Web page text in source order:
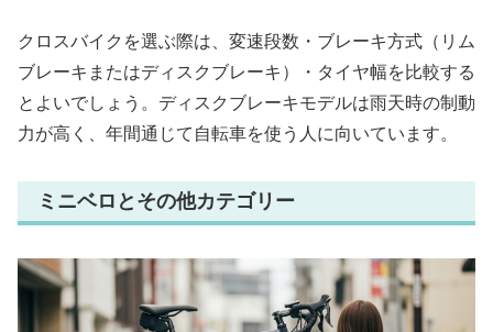
クロスバイクを選ぶ際は、変速段数・ブレーキ方式（リム
ブレーキまたはディスクブレーキ）・タイヤ幅を比較する
とよいでしょう。ディスクブレーキモデルは雨天時の制動
力が高く、年間通じて自転車を使う人に向いています。
ミニベロとその他カテゴリー